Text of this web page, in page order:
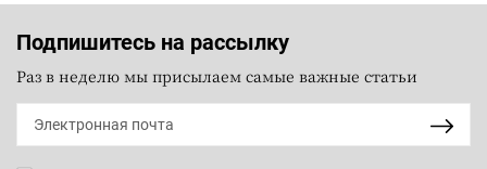
Подпишитесь на рассылку
Раз в неделю мы присылаем самые важные статьи